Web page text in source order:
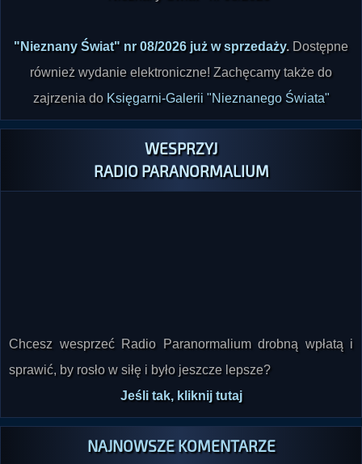
również wydanie elektroniczne! Zachęcamy także do
zajrzenia doKsięgarni-Galerii "Nieznanego Świata"
WESPRZYJ
RADIO PARANORMALIUM
Chcesz wesprzeć Radio Paranormalium drobną wpłatą i
sprawić, by rosło w siłę i było jeszcze lepsze?
Jeśli tak, kliknij tutaj
NAJNOWSZE KOMENTARZE